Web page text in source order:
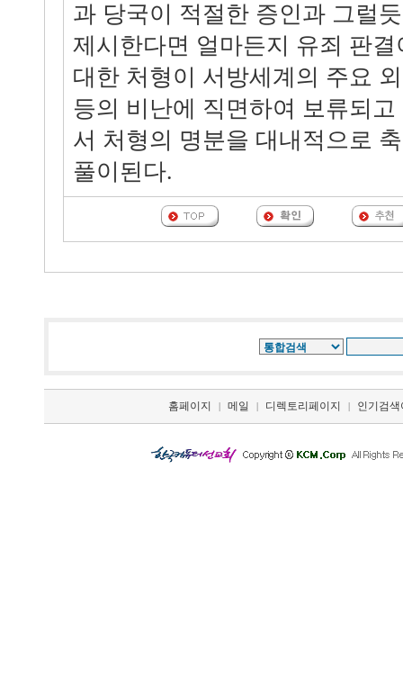
과 당국이 적절한 증인과 그럴
제시한다면 얼마든지 유죄 판
대한 처형이 서방세계의 주요
등의 비난에 직면하여 보류되
서 처형의 명분을 대내적으로
풀이된다.
홈페이지 | 메일 | 디렉토리페이지 | 인기검색